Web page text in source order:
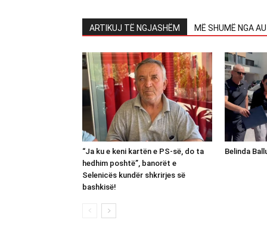
ARTIKUJ TË NGJASHËM MË SHUMË NGA
“Ja ku e keni kartën e PS-së, do ta
hedhim poshtë”, banorët e
Selenicës kundër shkrirjes së
bashkisë!
Belinda